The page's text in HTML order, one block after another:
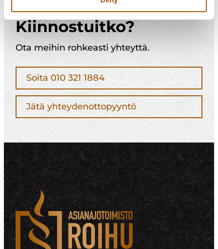
Kiinnostuitko?
Ota meihin rohkeasti yhteyttä.
Soita 010 321 1884
Jätä yhteydenottopyyntö